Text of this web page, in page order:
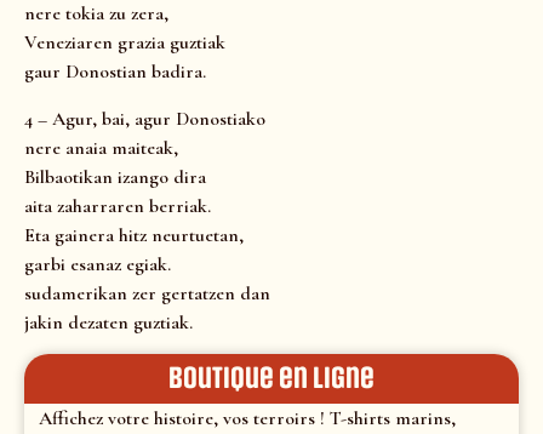
nere tokia zu zera,
Veneziaren grazia guztiak
gaur Donostian badira.
4 – Agur, bai, agur Donostiako
nere anaia maiteak,
Bilbaotikan izango dira
aita zaharraren berriak.
Eta gainera hitz neurtuetan,
garbi esanaz egiak.
sudamerikan zer gertatzen dan
jakin dezaten guztiak.
Boutique en ligne
Affichez votre histoire, vos terroirs ! T-shirts marins,